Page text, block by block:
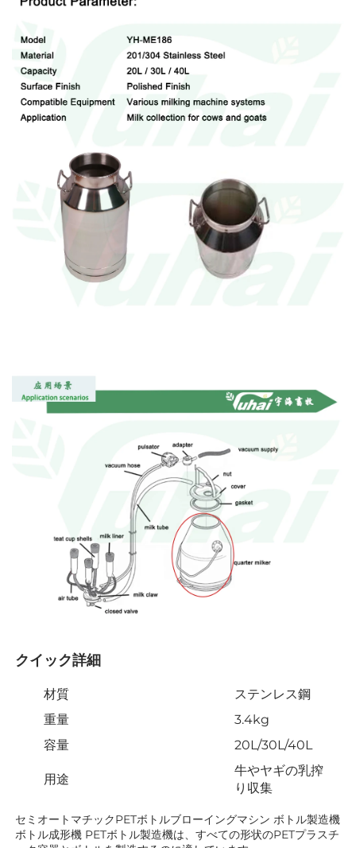
クイック詳細
材質
ステンレス鋼
重量
3.4kg
容量
20L/30L/40L
用途
牛やヤギの乳搾
り収集
セミオートマチックPETボトルブローイングマシン ボトル製造機
ボトル成形機 PETボトル製造機は、すべての形状のPETプラスチ